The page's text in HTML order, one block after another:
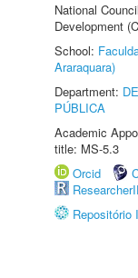
National
Development
School:
Araraquara)
Department:
PÚBLICA
Academic
title: MS-5.3
Orcid
Repositório